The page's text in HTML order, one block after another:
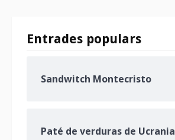
Entrades populars
Sandwitch Montecristo
Paté de verduras de Ucrania